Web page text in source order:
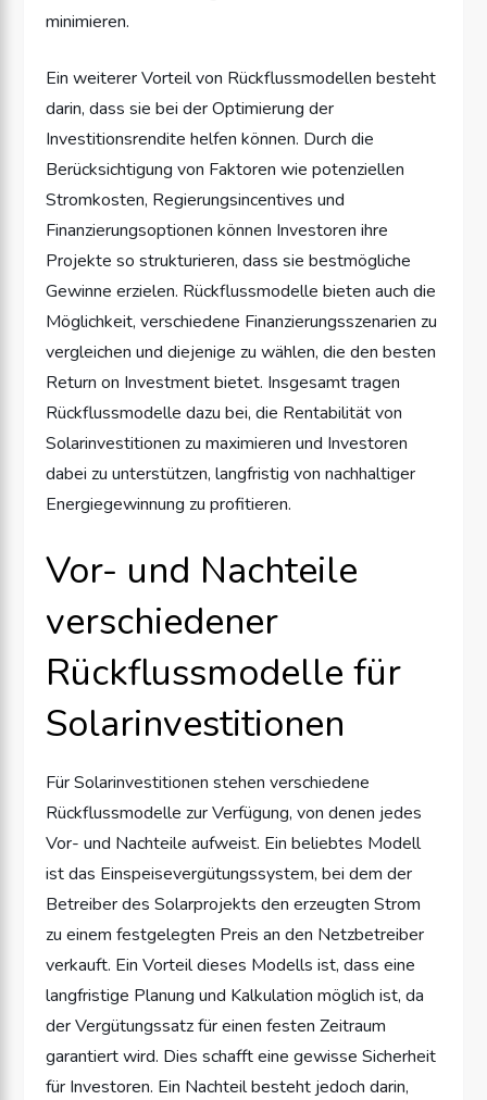
minimieren.
Ein weiterer Vorteil von Rückflussmodellen besteht
darin, dass sie bei der Optimierung der
Investitionsrendite helfen können. Durch die
Berücksichtigung von Faktoren wie potenziellen
Stromkosten, Regierungsincentives und
Finanzierungsoptionen können Investoren ihre
Projekte so strukturieren, dass sie bestmögliche
Gewinne erzielen. Rückflussmodelle bieten auch die
Möglichkeit, verschiedene Finanzierungsszenarien zu
vergleichen und diejenige zu wählen, die den besten
Return on Investment bietet. Insgesamt tragen
Rückflussmodelle dazu bei, die Rentabilität von
Solarinvestitionen zu maximieren und Investoren
dabei zu unterstützen, langfristig von nachhaltiger
Energiegewinnung zu profitieren.
Vor- und Nachteile
verschiedener
Rückflussmodelle für
Solarinvestitionen
Für Solarinvestitionen stehen verschiedene
Rückflussmodelle zur Verfügung, von denen jedes
Vor- und Nachteile aufweist. Ein beliebtes Modell
ist das Einspeisevergütungssystem, bei dem der
Betreiber des Solarprojekts den erzeugten Strom
zu einem festgelegten Preis an den Netzbetreiber
verkauft. Ein Vorteil dieses Modells ist, dass eine
langfristige Planung und Kalkulation möglich ist, da
der Vergütungssatz für einen festen Zeitraum
garantiert wird. Dies schafft eine gewisse Sicherheit
für Investoren. Ein Nachteil besteht jedoch darin,